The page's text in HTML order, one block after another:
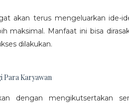
akan terus mengeluarkan ide-
maksimal. Manfaat ini bisa
dilakukan.
Para Karyawan
dengan mengikutsertakan